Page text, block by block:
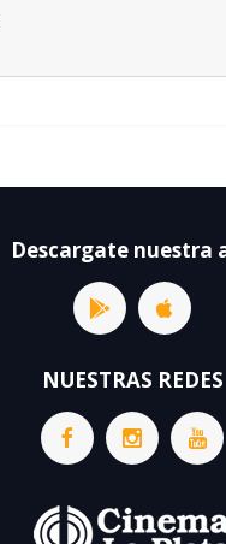
Descargate nuestra
NUESTRAS REDES